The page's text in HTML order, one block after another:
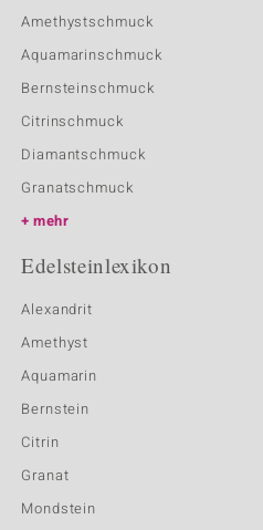
Amethystschmuck
Aquamarinschmuck
Bernsteinschmuck
Citrinschmuck
Diamantschmuck
Granatschmuck
mehr
Edelsteinlexikon
Alexandrit
Amethyst
Aquamarin
Bernstein
Citrin
Granat
Mondstein